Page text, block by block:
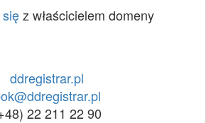
z właścicielem domeny
ddregistrar.pl
22 211 22 90